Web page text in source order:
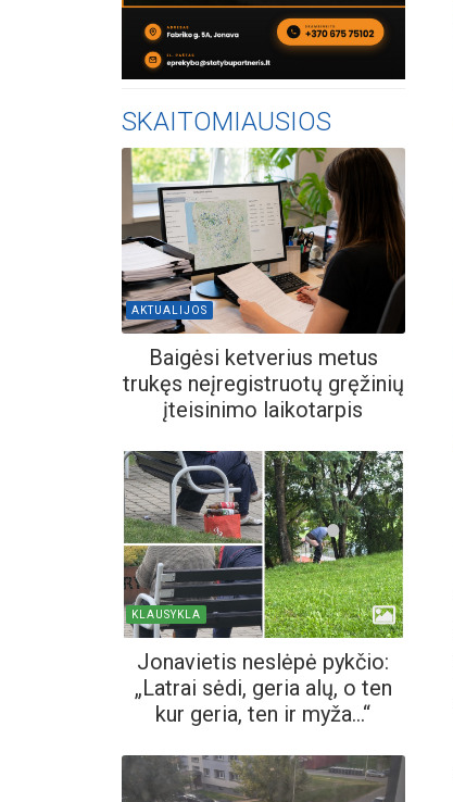
SKAITOMIAUSIOS
AKTUALIJOS
Baigėsi ketverius metus
trukęs neįregistruotų gręžinių
įteisinimo laikotarpis
KLAUSYKLA
Jonavietis neslėpė pykčio:
„Latrai sėdi, geria alų, o ten
kur geria, ten ir myža...“